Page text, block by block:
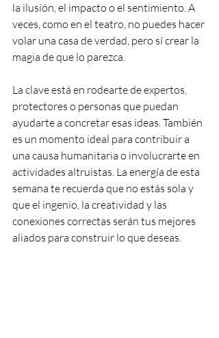
la ilusión, el impacto o el sentimiento. A
veces, como en el teatro, no puedes hacer
volar una casa de verdad, pero sí crear la
magia de que lo parezca.
La clave está en rodearte de expertos,
protectores o personas que puedan
ayudarte a concretar esas ideas. También
es un momento ideal para contribuir a
una causa humanitaria o involucrarte en
actividades altruistas. La energía de esta
semana te recuerda que no estás sola y
que el ingenio, la creatividad y las
conexiones correctas serán tus mejores
aliados para construir lo que deseas.